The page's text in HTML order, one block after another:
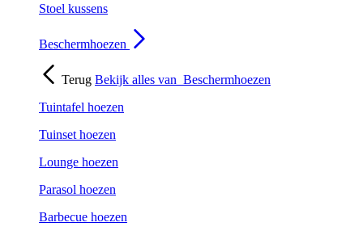
Stoel kussens
Beschermhoezen
Terug Bekijk alles van Beschermhoezen
Tuintafel hoezen
Tuinset hoezen
Lounge hoezen
Parasol hoezen
Barbecue hoezen